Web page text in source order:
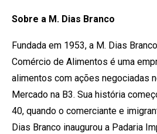
Sobre a M. Dias Branco
Fundada em 1953, a M. Dias
Comércio de Alimentos é uma
alimentos com ações negociadas
Mercado na B3. Sua história
40, quando o comerciante e
Dias Branco inaugurou a Padaria